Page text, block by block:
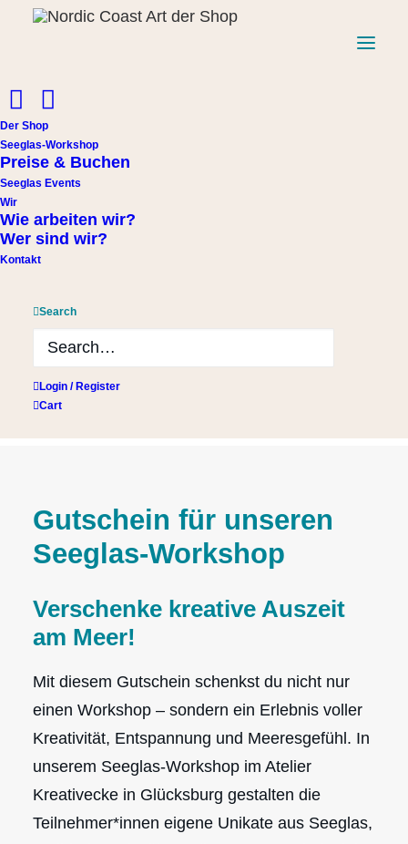
Der Shop
Seeglas-Workshop
Preise & Buchen
Seeglas Events
Wir
Wie arbeiten wir?
Wer sind wir?
Kontakt
Search
Login / Register
Cart
Start
Gutschein Seeglas-Workshop
45,00
Gutschein
Seeglas-
Versandkostenfrei
Nicht bar auszahlbar
inkl. Mehrwertsteuer
Gutschein für unseren
Seeglas-Workshop
Verschenke kreative Auszeit
am Meer!
Mit diesem Gutschein schenkst du nicht nur
einen Workshop – sondern ein Erlebnis voller
Kreativität, Entspannung und Meeresgefühl. In
unserem Seeglas-Workshop im Atelier
Kreativecke in Glücksburg gestalten die
Teilnehmer*innen eigene Unikate aus Seeglas,